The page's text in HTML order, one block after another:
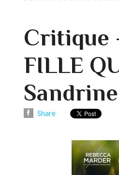
Critique
FILLE
Share